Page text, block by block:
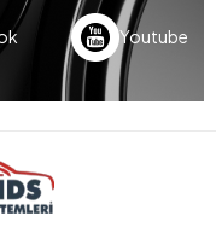
Youtube